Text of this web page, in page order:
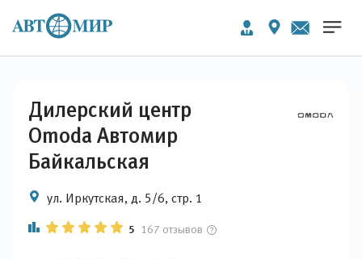
Дилерский центр
Omoda Автомир
Байкальская
ул. Иркутская, д. 5/6, стр. 1
5 167 отзывов